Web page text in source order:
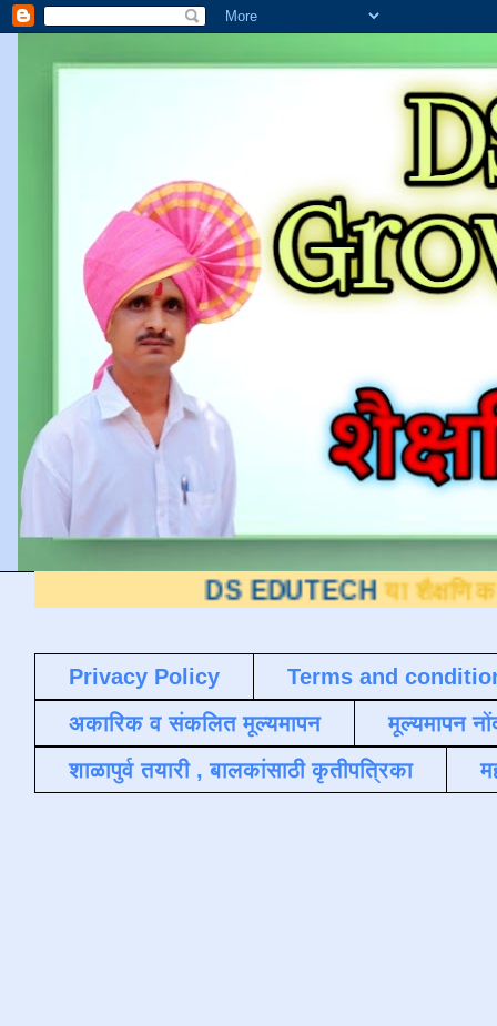
DS EDUTECH या शैक्षणिक ब्लॉगवर
Privacy Policy
Terms and
अकारिक व संकलित मूल्यमापन
मूल्यमापन
शाळापुर्व तयारी , बालकांसाठी कृतीपत्रिका